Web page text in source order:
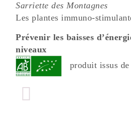
Sarriette des Montagnes
Les plantes immuno-
Prévenir les baisses
niveaux
produit issus